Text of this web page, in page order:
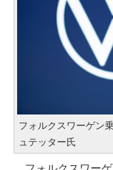
フォルクスワーゲン
ュテッター氏